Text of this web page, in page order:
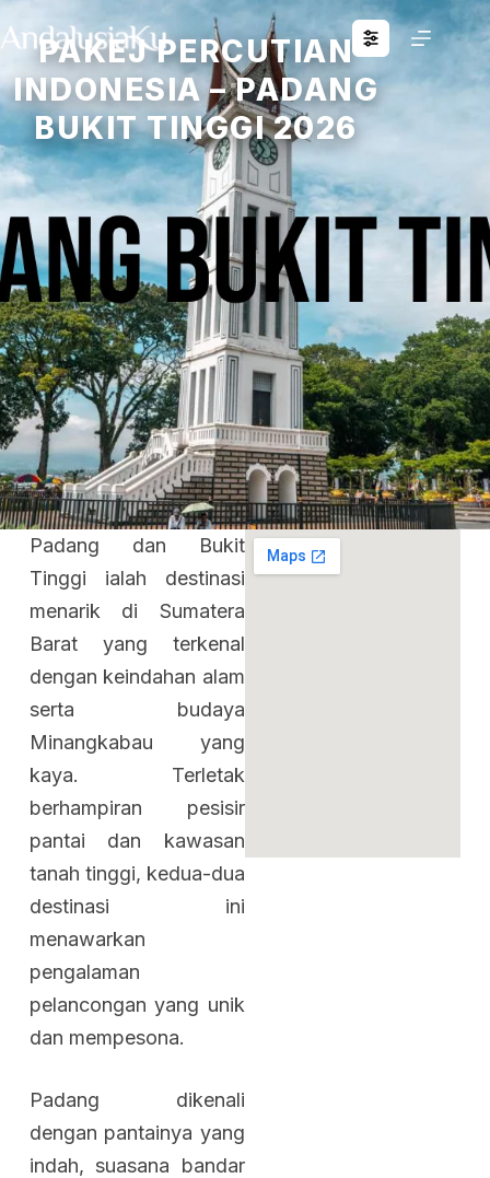
PAKEJ PERCUTIAN
INDONESIA – PADANG
BUKIT TINGGI 2026
Padang dan Bukit
Tinggi ialah destinasi
menarik di Sumatera
Barat yang terkenal
dengan keindahan alam
serta budaya
Minangkabau yang
kaya. Terletak
berhampiran pesisir
pantai dan kawasan
tanah tinggi, kedua-dua
destinasi ini
menawarkan
pengalaman
pelancongan yang unik
dan mempesona.
Padang dikenali
dengan pantainya yang
indah, suasana bandar